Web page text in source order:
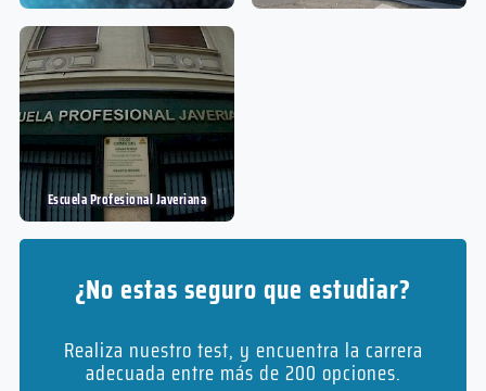
Escuela Profesional Javeriana
¿No estas seguro que estudiar?
Realiza nuestro test, y encuentra la carrera
adecuada entre más de 200 opciones.